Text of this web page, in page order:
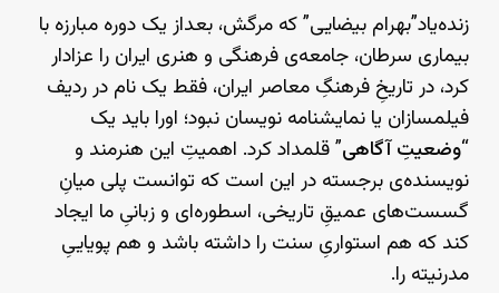
زنده‌یاد”بهرام بیضایی” که مرگش، بعداز یک دوره مبارزه با
بیماری سرطان، جامعه‌ی فرهنگی و هنری ایران را عزادار
کرد، در تاریخِ فرهنگِ معاصر ایران، فقط یک نام در ردیف
فیلمسازان یا نمایشنامه نویسان نبود؛ اورا باید یک
“وضعیتِ آگاهی” قلمداد کرد. اهمیتِ این هنرمند و
نویسنده‌ی برجسته در این است که توانست پلی میانِ
گسست‌های عمیقِ تاریخی، اسطوره‌ای و زبانیِ ما ایجاد
کند که هم استواریِ سنت را داشته باشد و هم پویاییِ
مدرنیته را.